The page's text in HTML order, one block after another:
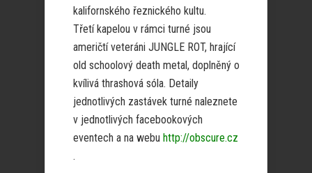
kalifornského řeznického kultu.
Třetí kapelou v rámci turné jsou
američtí veteráni JUNGLE ROT, hrající
old schoolový death metal, doplněný o
kvílivá thrashová sóla. Detaily
jednotlivých zastávek turné naleznete
v jednotlivých facebookových
eventech a na webu http://obscure.cz
.